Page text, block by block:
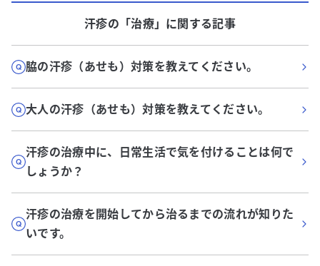
汗疹の「治療」に関する記事
脇の汗疹（あせも）対策を教えてください。
大人の汗疹（あせも）対策を教えてください。
汗疹の治療中に、日常生活で気を付けることは何で
しょうか？
汗疹の治療を開始してから治るまでの流れが知りた
いです。